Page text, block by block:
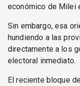
económico de Milei
Sin embargo, esa
hundiendo a las
directamente a los
electoral inmediato.
El reciente bloque